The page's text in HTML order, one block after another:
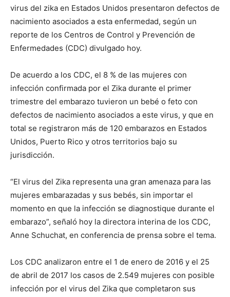
virus del zika en Estados Unidos presentaron defectos de
nacimiento asociados a esta enfermedad, según un
reporte de los Centros de Control y Prevención de
Enfermedades (CDC) divulgado hoy.
De acuerdo a los CDC, el 8 % de las mujeres con
infección confirmada por el Zika durante el primer
trimestre del embarazo tuvieron un bebé o feto con
defectos de nacimiento asociados a este virus, y que en
total se registraron más de 120 embarazos en Estados
Unidos, Puerto Rico y otros territorios bajo su
jurisdicción.
“El virus del Zika representa una gran amenaza para las
mujeres embarazadas y sus bebés, sin importar el
momento en que la infección se diagnostique durante el
embarazo”, señaló hoy la directora interina de los CDC,
Anne Schuchat, en conferencia de prensa sobre el tema.
Los CDC analizaron entre el 1 de enero de 2016 y el 25
de abril de 2017 los casos de 2.549 mujeres con posible
infección por el virus del Zika que completaron sus